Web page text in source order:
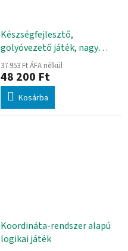
Készségfejlesztő,
golyóvezető játék, nagy
méretű
37 953 Ft ÁFA nélkül
48 200 Ft
Kosárba
Koordináta-rendszer alapú
logikai játék